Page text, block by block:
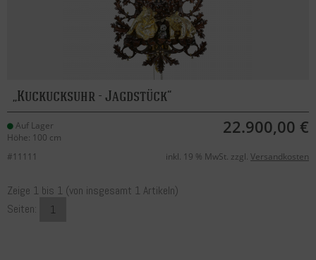
Kuckucksuhr - Jagdstück
Auf Lager
Höhe: 100 cm
22.900,00 €
#11111 inkl. 19 % MwSt. zzgl. Versandkosten
Zeige 1 bis 1 (von insgesamt 1 Artikeln)
Seiten:
1